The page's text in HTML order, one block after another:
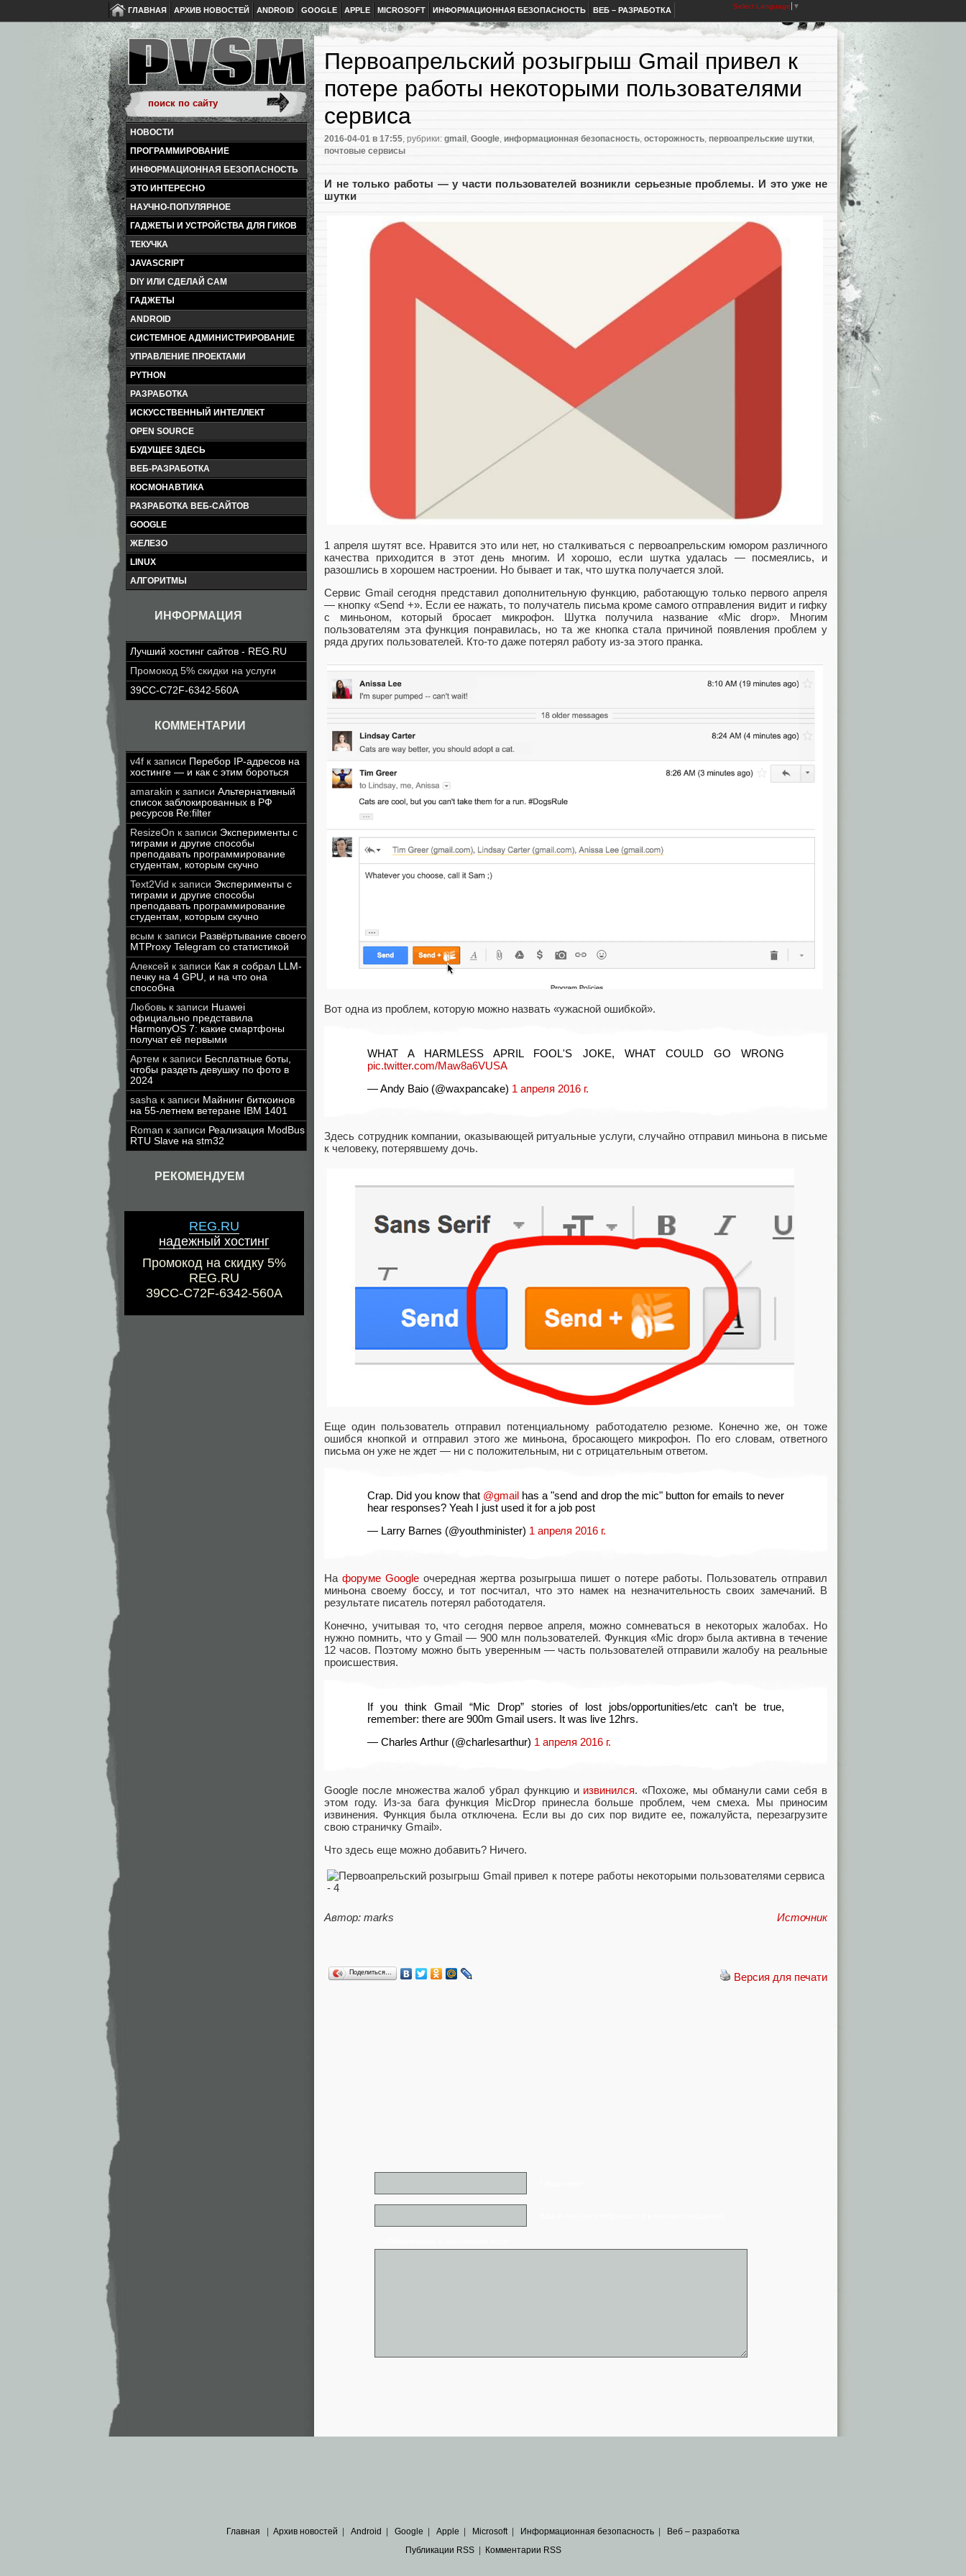
ГЛАВНАЯ АРХИВ НОВОСТЕЙ ANDROID GOOGLE APPLE MICROSOFT ИНФОРМАЦИОННАЯ БЕЗОПАСНОСТЬ ВЕБ – РАЗРАБОТКА Select Language ▼
НОВОСТИ
ПРОГРАММИРОВАНИЕ
ИНФОРМАЦИОННАЯ БЕЗОПАСНОСТЬ
ЭТО ИНТЕРЕСНО
НАУЧНО-ПОПУЛЯРНОЕ
ГАДЖЕТЫ И УСТРОЙСТВА ДЛЯ ГИКОВ
ТЕКУЧКА
JAVASCRIPT
DIY ИЛИ СДЕЛАЙ САМ
ГАДЖЕТЫ
ANDROID
СИСТЕМНОЕ АДМИНИСТРИРОВАНИЕ
УПРАВЛЕНИЕ ПРОЕКТАМИ
PYTHON
РАЗРАБОТКА
ИСКУССТВЕННЫЙ ИНТЕЛЛЕКТ
OPEN SOURCE
БУДУЩЕЕ ЗДЕСЬ
ВЕБ-РАЗРАБОТКА
КОСМОНАВТИКА
РАЗРАБОТКА ВЕБ-САЙТОВ
GOOGLE
ЖЕЛЕЗО
LINUX
АЛГОРИТМЫ
ИНФОРМАЦИЯ
Лучший хостинг сайтов - REG.RU
Промокод 5% скидки на услуги
39CC-C72F-6342-560A
КОММЕНТАРИИ
v4f к записи Перебор IP-адресов на
хостинге — и как с этим бороться
amarakin к записи Альтернативный
список заблокированных в РФ
ресурсов Re:filter
ResizeOn к записи Эксперименты с
тиграми и другие способы
преподавать программирование
студентам, которым скучно
Text2Vid к записи Эксперименты с
тиграми и другие способы
преподавать программирование
студентам, которым скучно
всым к записи Развёртывание своего
MTProxy Telegram со статистикой
Алексей к записи Как я собрал LLM-
печку на 4 GPU, и на что она
способна
Любовь к записи Huawei
официально представила
HarmonyOS 7: какие смартфоны
получат её первыми
Артем к записи Бесплатные боты,
чтобы раздеть девушку по фото в
2024
sasha к записи Майнинг биткоинов
на 55-летнем ветеране IBM 1401
Roman к записи Реализация ModBus
RTU Slave на stm32
РЕКОМЕНДУЕМ
REG.RU
надежный хостинг
Промокод на скидку 5%
REG.RU
39CC-C72F-6342-560A
Первоапрельский розыгрыш Gmail привел к
потере работы некоторыми пользователями
сервиса
2016-04-01 в 17:55, рубрики: gmail , Google, информационная безопасность, осторожность, первоапрельские шутки,
почтовые сервисы
И не только работы — у части пользователей возникли серьезные проблемы. И это уже не
шутки
1 апреля шутят все. Нравится это или нет, но сталкиваться с первоапрельским юмором различного
качества приходится в этот день многим. И хорошо, если шутка удалась — посмеялись, и
разошлись в хорошем настроении. Но бывает и так, что шутка получается злой.
Сервис Gmail сегодня представил дополнительную функцию, работающую только первого апреля
— кнопку «Send +». Если ее нажать, то получатель письма кроме самого отправления видит и гифку
с миньоном, который бросает микрофон. Шутка получила название «Mic drop». Многим
пользователям эта функция понравилась, но та же кнопка стала причиной появления проблем у
ряда других пользователей. Кто-то даже потерял работу из-за этого пранка.
Вот одна из проблем, которую можно назвать «ужасной ошибкой».
WHAT A HARMLESS APRIL FOOL'S JOKE, WHAT COULD GO WRONG
pic.twitter.com/Maw8a6VUSA
— Andy Baio (@waxpancake) 1 апреля 2016 г.
Здесь сотрудник компании, оказывающей ритуальные услуги, случайно отправил миньона в письме
к человеку, потерявшему дочь.
Еще один пользователь отправил потенциальному работодателю резюме. Конечно же, он тоже
ошибся кнопкой и отправил этого же миньона, бросающего микрофон. По его словам, ответного
письма он уже не ждет — ни с положительным, ни с отрицательным ответом.
Crap. Did you know that @gmail has a "send and drop the mic" button for emails to never
hear responses? Yeah I just used it for a job post
— Larry Barnes (@youthminister) 1 апреля 2016 г.
На форуме Google очередная жертва розыгрыша пишет о потере работы. Пользователь отправил
миньона своему боссу, и тот посчитал, что это намек на незначительность своих замечаний. В
результате писатель потерял работодателя.
Конечно, учитывая то, что сегодня первое апреля, можно сомневаться в некоторых жалобах. Но
нужно помнить, что у Gmail — 900 млн пользователей. Функция «Mic drop» была активна в течение
12 часов. Поэтому можно быть уверенным — часть пользователей отправили жалобу на реальные
происшествия.
If you think Gmail “Mic Drop” stories of lost jobs/opportunities/etc can’t be true,
remember: there are 900m Gmail users. It was live 12hrs.
— Charles Arthur (@charlesarthur) 1 апреля 2016 г.
Google после множества жалоб убрал функцию и извинился. «Похоже, мы обманули сами себя в
этом году. Из-за бага функция MicDrop принесла больше проблем, чем смеха. Мы приносим
извинения. Функция была отключена. Если вы до сих пор видите ее, пожалуйста, перезагрузите
свою страничку Gmail».
Что здесь еще можно добавить? Ничего.
Автор: marks Источник
Версия для печати
Поделиться…
Главная | Архив новостей | Android | Google | Apple | Microsoft | Информационная безопасность | Веб – разработка
Публикации RSS| Комментарии RSS